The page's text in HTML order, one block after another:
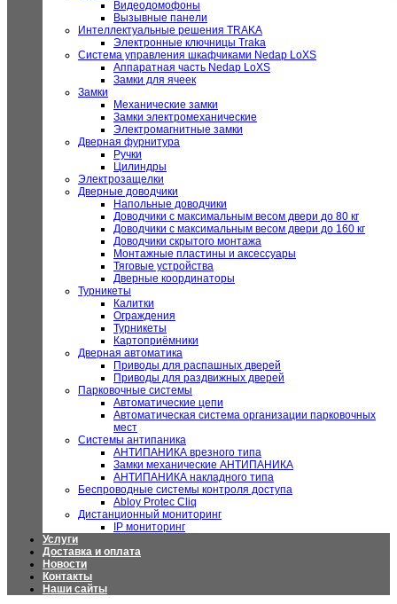
Видеодомофоны
Вызывные панели
Интеллектуальные решения TRAKA
Электронные ключницы Traka
Система управления шкафчиками Nedap LoXS
Аппаратная часть Nedap LoXS
Замки для ячеек
Замки
Механические замки
Замки электромеханические
Электромагнитные замки
Дверная фурнитура
Ручки
Цилиндры
Электрозащелки
Дверные доводчики
Напольные доводчики
Доводчики с максимальным весом двери до 80 кг
Доводчики с максимальным весом двери до 160 кг
Доводчики скрытого монтажа
Монтажные пластины и аксессуары
Тяговые устройства
Дверные координаторы
Турникеты
Калитки
Ограждения
Турникеты
Картоприёмники
Дверная автоматика
Приводы для распашных дверей
Приводы для раздвижных дверей
Парковочные системы
Автоматические цепи
Автоматическая система организации парковочных
мест
Системы антипаника
АНТИПАНИКА врезного типа
Замки механические АНТИПАНИКА
АНТИПАНИКА накладного типа
Беспроводные системы контроля доступа
Abloy Protec Cliq
Дистанционный мониторинг
IP мониторинг
Услуги
Доставка и оплата
Новости
Контакты
Наши сайты